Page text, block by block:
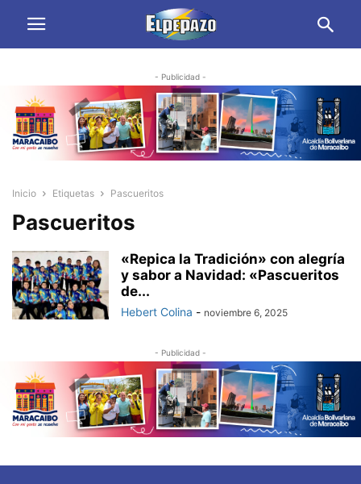
- Publicidad -
Inicio Etiquetas Pascueritos
Pascueritos
«Repica la Tradición» con alegría
y sabor a Navidad: «Pascueritos
de...
Hebert Colina - noviembre 6, 2025
- Publicidad -